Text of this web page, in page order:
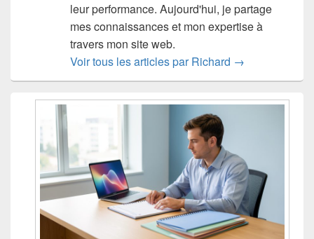
leur performance. Aujourd'hui, je partage
mes connaissances et mon expertise à
travers mon site web.
Voir tous les articles par Richard →